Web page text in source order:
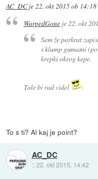
AC_DCje22. okt 2015 ob 14:18
WarpedGoneje 22. okt
Sem že parkrat
s klump gumami
krepki okrog kepe.
Tole bi rad videl :
To s ti? Al kaj je point?
AC_DC
::22. okt 2015, 14:42